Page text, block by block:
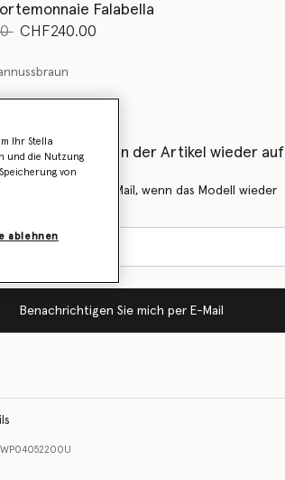
Falabella
von
bis
CHF240.00
als Erstes, wenn der Artikel wieder auf
Sie mich per E-Mail, wenn das Modell wieder
Benachrichtigen Sie mich per E-Mail
Ihr Stella
und die Nutzung
von
ablehnen